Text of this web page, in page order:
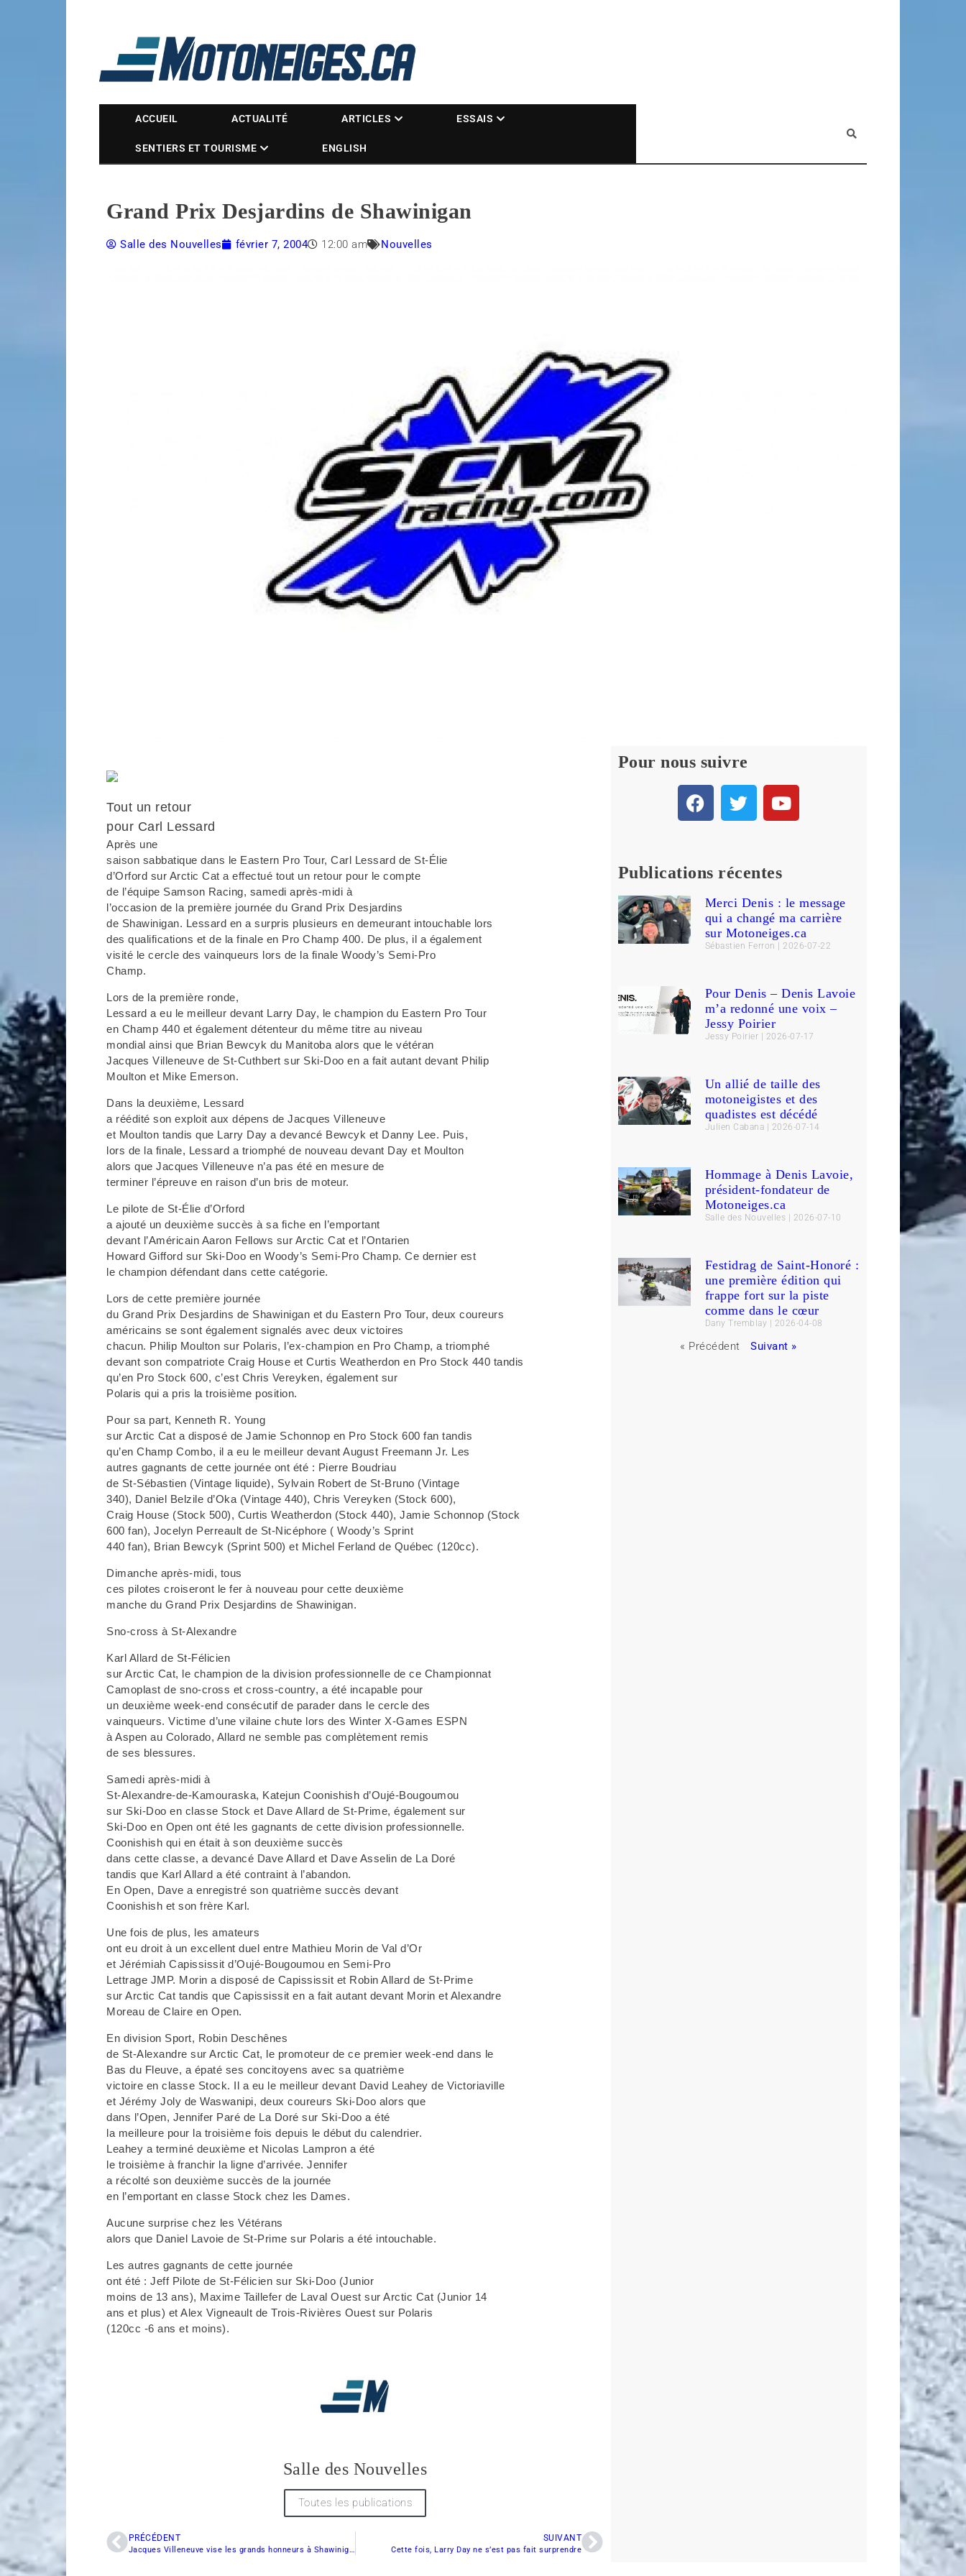
Magazine Motoneiges.ca
ACCUEIL ACTUALITÉ ARTICLES ESSAIS
SENTIERS ET TOURISME ENGLISH
Grand Prix Desjardins de Shawinigan
Salle des Nouvelles février 7, 2004 12:00 am Nouvelles
Tout un retour
pour Carl Lessard
Après une
saison sabbatique dans le Eastern Pro Tour, Carl Lessard de St-Élie
d’Orford sur Arctic Cat a effectué tout un retour pour le compte
de l’équipe Samson Racing, samedi après-midi à
l’occasion de la première journée du Grand Prix Desjardins
de Shawinigan. Lessard en a surpris plusieurs en demeurant intouchable lors
des qualifications et de la finale en Pro Champ 400. De plus, il a également
visité le cercle des vainqueurs lors de la finale Woody’s Semi-Pro
Champ.
Lors de la première ronde,
Lessard a eu le meilleur devant Larry Day, le champion du Eastern Pro Tour
en Champ 440 et également détenteur du même titre au niveau
mondial ainsi que Brian Bewcyk du Manitoba alors que le vétéran
Jacques Villeneuve de St-Cuthbert sur Ski-Doo en a fait autant devant Philip
Moulton et Mike Emerson.
Dans la deuxième, Lessard
a réédité son exploit aux dépens de Jacques Villeneuve
et Moulton tandis que Larry Day a devancé Bewcyk et Danny Lee. Puis,
lors de la finale, Lessard a triomphé de nouveau devant Day et Moulton
alors que Jacques Villeneuve n’a pas été en mesure de
terminer l’épreuve en raison d’un bris de moteur.
Le pilote de St-Élie d’Orford
a ajouté un deuxième succès à sa fiche en l’emportant
devant l’Américain Aaron Fellows sur Arctic Cat et l’Ontarien
Howard Gifford sur Ski-Doo en Woody’s Semi-Pro Champ. Ce dernier est
le champion défendant dans cette catégorie.
Lors de cette première journée
du Grand Prix Desjardins de Shawinigan et du Eastern Pro Tour, deux coureurs
américains se sont également signalés avec deux victoires
chacun. Philip Moulton sur Polaris, l’ex-champion en Pro Champ, a triomphé
devant son compatriote Craig House et Curtis Weatherdon en Pro Stock 440 tandis
qu’en Pro Stock 600, c’est Chris Vereyken, également sur
Polaris qui a pris la troisième position.
Pour sa part, Kenneth R. Young
sur Arctic Cat a disposé de Jamie Schonnop en Pro Stock 600 fan tandis
qu’en Champ Combo, il a eu le meilleur devant August Freemann Jr. Les
autres gagnants de cette journée ont été : Pierre Boudriau
de St-Sébastien (Vintage liquide), Sylvain Robert de St-Bruno (Vintage
340), Daniel Belzile d’Oka (Vintage 440), Chris Vereyken (Stock 600),
Craig House (Stock 500), Curtis Weatherdon (Stock 440), Jamie Schonnop (Stock
600 fan), Jocelyn Perreault de St-Nicéphore ( Woody’s Sprint
440 fan), Brian Bewcyk (Sprint 500) et Michel Ferland de Québec (120cc).
Dimanche après-midi, tous
ces pilotes croiseront le fer à nouveau pour cette deuxième
manche du Grand Prix Desjardins de Shawinigan.
Sno-cross à St-Alexandre
Karl Allard de St-Félicien
sur Arctic Cat, le champion de la division professionnelle de ce Championnat
Camoplast de sno-cross et cross-country, a été incapable pour
un deuxième week-end consécutif de parader dans le cercle des
vainqueurs. Victime d’une vilaine chute lors des Winter X-Games ESPN
à Aspen au Colorado, Allard ne semble pas complètement remis
de ses blessures.
Samedi après-midi à
St-Alexandre-de-Kamouraska, Katejun Coonishish d’Oujé-Bougoumou
sur Ski-Doo en classe Stock et Dave Allard de St-Prime, également sur
Ski-Doo en Open ont été les gagnants de cette division professionnelle.
Coonishish qui en était à son deuxième succès
dans cette classe, a devancé Dave Allard et Dave Asselin de La Doré
tandis que Karl Allard a été contraint à l’abandon.
En Open, Dave a enregistré son quatrième succès devant
Coonishish et son frère Karl.
Une fois de plus, les amateurs
ont eu droit à un excellent duel entre Mathieu Morin de Val d’Or
et Jérémiah Capississit d’Oujé-Bougoumou en Semi-Pro
Lettrage JMP. Morin a disposé de Capississit et Robin Allard de St-Prime
sur Arctic Cat tandis que Capississit en a fait autant devant Morin et Alexandre
Moreau de Claire en Open.
En division Sport, Robin Deschênes
de St-Alexandre sur Arctic Cat, le promoteur de ce premier week-end dans le
Bas du Fleuve, a épaté ses concitoyens avec sa quatrième
victoire en classe Stock. Il a eu le meilleur devant David Leahey de Victoriaville
et Jérémy Joly de Waswanipi, deux coureurs Ski-Doo alors que
dans l’Open, Jennifer Paré de La Doré sur Ski-Doo a été
la meilleure pour la troisième fois depuis le début du calendrier.
Leahey a terminé deuxième et Nicolas Lampron a été
le troisième à franchir la ligne d’arrivée. Jennifer
a récolté son deuxième succès de la journée
en l’emportant en classe Stock chez les Dames.
Aucune surprise chez les Vétérans
alors que Daniel Lavoie de St-Prime sur Polaris a été intouchable.
Les autres gagnants de cette journée
ont été : Jeff Pilote de St-Félicien sur Ski-Doo (Junior
moins de 13 ans), Maxime Taillefer de Laval Ouest sur Arctic Cat (Junior 14
ans et plus) et Alex Vigneault de Trois-Rivières Ouest sur Polaris
(120cc -6 ans et moins).
Salle des Nouvelles
Toutes les publications
PRÉCÉDENT
Jacques Villeneuve vise les grands honneurs à Shawinigan
SUIVANT
Cette fois, Larry Day ne s’est pas fait surprendre
Pour nous suivre
Publications récentes
Merci Denis : le message
qui a changé ma carrière
sur Motoneiges.ca
Sébastien Ferron 2026-07-22
Pour Denis – Denis Lavoie
m’a redonné une voix –
Jessy Poirier
Jessy Poirier 2026-07-17
Un allié de taille des
motoneigistes et des
quadistes est décédé
Julien Cabana 2026-07-14
Hommage à Denis Lavoie,
président-fondateur de
Motoneiges.ca
Salle des Nouvelles 2026-07-10
Festidrag de Saint-Honoré :
une première édition qui
frappe fort sur la piste
comme dans le cœur
Dany Tremblay 2026-04-08
« Précédent Suivant »